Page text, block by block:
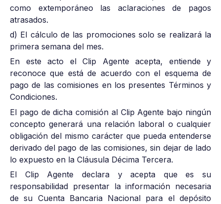
como extemporáneo las aclaraciones de pagos
atrasados.
d) El cálculo de las promociones solo se realizará la
primera semana del mes.
En este acto el Clip Agente acepta, entiende y
reconoce que está de acuerdo con el esquema de
pago de las comisiones en los presentes Términos y
Condiciones.
El pago de dicha comisión al Clip Agente bajo ningún
concepto generará una relación laboral o cualquier
obligación del mismo carácter que pueda entenderse
derivado del pago de las comisiones, sin dejar de lado
lo expuesto en la Cláusula Décima Tercera.
El Clip Agente declara y acepta que es su
responsabilidad presentar la información necesaria
de su Cuenta Bancaria Nacional para el depósito